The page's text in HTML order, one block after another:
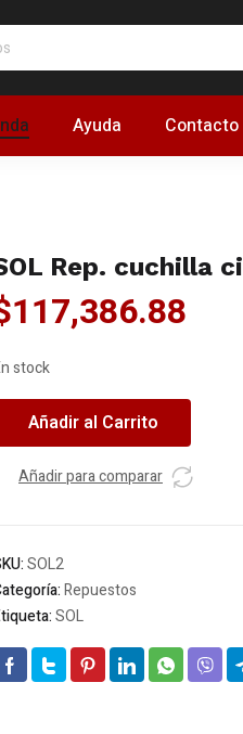
Ayuda Contacto
Rep. cuchilla
117,386.88
stock
cizalla
Añadir al Carrito
Añadir para comparar
SOL2
Repuestos
SOL